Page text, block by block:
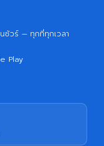
ชัวร์ — ทุกที่ทุกเวลา